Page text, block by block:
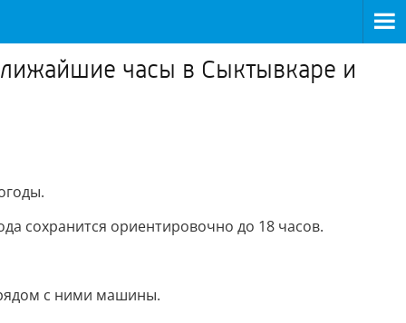
часы в Сыктывкаре и
сохранится ориентировочно до 18 часов.
с ними машины.